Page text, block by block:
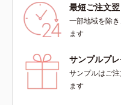
導く保湿成分各商品の詳しい情
商品ページをご覧ください。・
BEAUTY夏祭りは、こちら
最短ご注文
一部地域を除
ます
サンプルプ
サンプルはご
ます